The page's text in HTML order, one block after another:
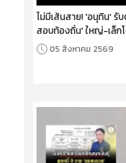
ไม่มีเส้นสาย! 'อนุทิน' รั
สอบท้องถิ่น' ใหญ่-เล็ก
05 สิงหาคม 2569